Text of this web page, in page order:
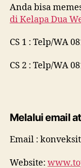
Anda bisa
diKelapa Dua
CS 1 : Telp/WA
CS 2 : Telp/WA
Melalui email
Email :
Website: